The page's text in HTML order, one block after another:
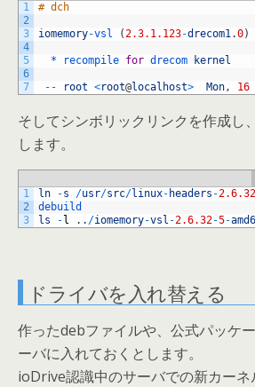
1
2
3
4
5
6
7
# dch
iomemory-vsl (2.3.1.123-drecom1.0)
* recompile for drecom kernel
-- root <root@localhost> Mon, 16
そしてシンボリックリンクを作成し
します。
1
2
3
ln -s /usr/src/linux- headers -2.6.32
debuild
ls
- l . . /iomemory-vsl -2.6.32-5-
ドライバを入れ替える
作ったdebファイルや、公式パッケ
ーバに入れておくとします。
ioDrive認識中のサーバでの新カー